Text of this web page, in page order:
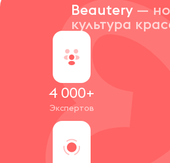
Beautery —
культура
4 000+
Экспертов